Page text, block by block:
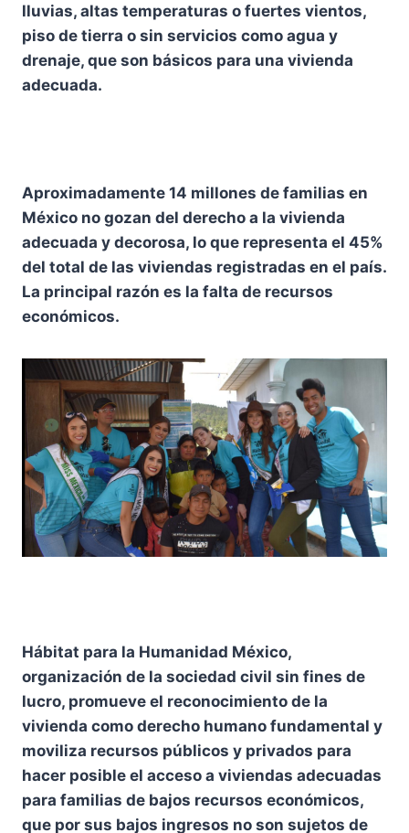
lluvias, altas temperaturas o fuertes vientos,
piso de tierra o sin servicios como agua y
drenaje, que son básicos para una vivienda
adecuada.
Aproximadamente 14 millones de familias en
México no gozan del derecho a la vivienda
adecuada y decorosa, lo que representa el 45%
del total de las viviendas registradas en el país.
La principal razón es la falta de recursos
económicos.
Hábitat para la Humanidad México,
organización de la sociedad civil sin fines de
lucro, promueve el reconocimiento de la
vivienda como derecho humano fundamental y
moviliza recursos públicos y privados para
hacer posible el acceso a viviendas adecuadas
para familias de bajos recursos económicos,
que por sus bajos ingresos no son sujetos de